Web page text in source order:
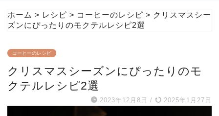
ホーム > レシピ > コーヒーのレシピ > クリスマスシー
ズンにぴったりのモクテルレシピ2選
コーヒーのレシピ
クリスマスシーズンにぴったりのモ
クテルレシピ2選
2023年12月8日 / 2025年1月27日